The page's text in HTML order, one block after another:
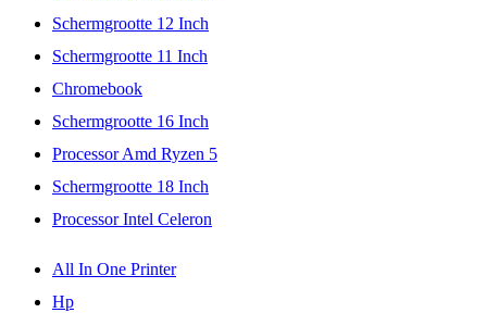
Schermgrootte 12 Inch
Schermgrootte 11 Inch
Chromebook
Schermgrootte 16 Inch
Processor Amd Ryzen 5
Schermgrootte 18 Inch
Processor Intel Celeron
All In One Printer
Hp